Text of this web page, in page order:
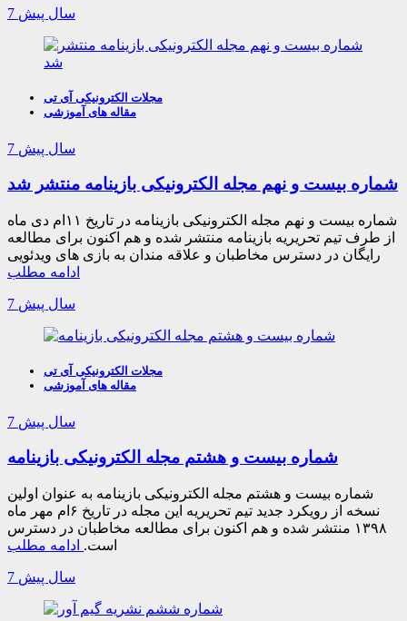
7 سال پیش
مجلات الکترونیکی آی تی
مقاله های آموزشی
7 سال پیش
شماره بیست و نهم مجله الکترونیکی بازینامه منتشر شد
شماره بیست و نهم مجله الکترونیکی بازینامه در تاریخ ۱۱ام دی ماه
از طرف تیم تحریریه بازینامه منتشر شده و هم اکنون برای مطالعه
رایگان در دسترس مخاطبان و علاقه مندان به بازی های ویدئویی
ادامه مطلب
7 سال پیش
مجلات الکترونیکی آی تی
مقاله های آموزشی
7 سال پیش
شماره بیست و هشتم مجله الکترونیکی بازینامه
شماره بیست و هشتم مجله الکترونیکی بازینامه به عنوان اولین
نسخه از رویکرد جدید تیم تحریریه این مجله در تاریخ ۶ام مهر ماه
۱۳۹۸ منتشر شده و هم اکنون برای مطالعه مخاطبان در دسترس
است. ادامه مطلب
7 سال پیش